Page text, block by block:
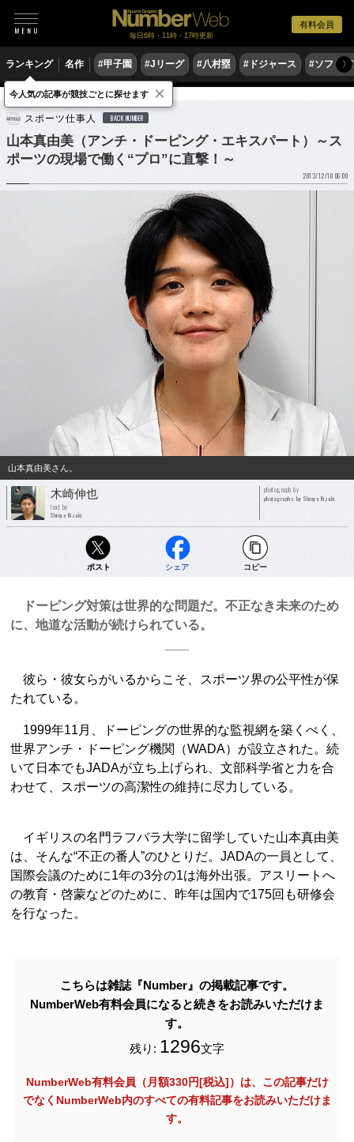
有料会員
毎日6時・11時・17時更新
ランキング 名作 #甲子園 #Jリーグ #八村塁 #ドジャース #ソフト〉
他競技
スポーツ仕事人 BACK NUMBER
山本真由美（アンチ・ドーピング・エキスパート）～ス
ポーツの現場で働く“プロ”に直撃！～
2013/12/10 06:00
山本真由美さん。
木崎伸也
text by
Shinya Kizaki
photograph by
photographs by Shinya Kizaki
ポスト シェア コピー
ドーピング対策は世界的な問題だ。不正なき未来のため
に、地道な活動が続けられている。
彼ら・彼女らがいるからこそ、スポーツ界の公平性が保
たれている。
1999年11月、ドーピングの世界的な監視網を築くべく、
世界アンチ・ドーピング機関（WADA）が設立された。続
いて日本でもJADAが立ち上げられ、文部科学省と力を合
わせて、スポーツの高潔性の維持に尽力している。
イギリスの名門ラフバラ大学に留学していた山本真由美
は、そんな“不正の番人”のひとりだ。JADAの一員として、
国際会議のために1年の3分の1は海外出張。アスリートへ
の教育・啓蒙などのために、昨年は国内で175回も研修会
を行なった。
こちらは雑誌『Number』の掲載記事です。
NumberWeb有料会員になると続きをお読みいただけま
す。
残り: 1296文字
NumberWeb有料会員（月額330円[税込]）は、この記事だけ
でなく NumberWeb内のすべての有料記事をお読みいただけま
す。
今人気の記事が競技ごとに探せます ×